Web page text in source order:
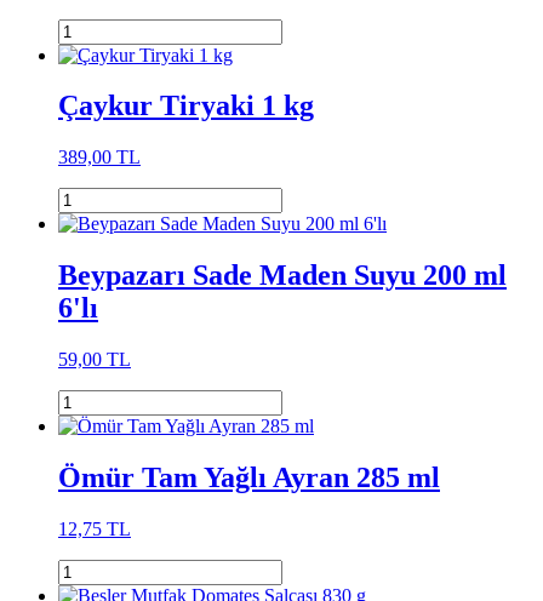
Çaykur Tiryaki 1 kg
389,00 TL
Beypazarı Sade Maden Suyu 200 ml
6'lı
59,00 TL
Ömür Tam Yağlı Ayran 285 ml
12,75 TL